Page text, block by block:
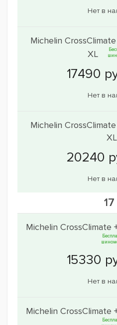
Нет в
Michelin
XL
Нет в
Michelin
XL
Нет в
Michelin CrossClimate
Нет в
Michelin CrossClimate